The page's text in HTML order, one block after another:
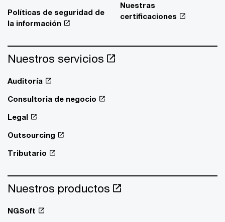
Políticas de seguridad de
la información
Nuestras
certificaciones
Nuestros servicios
Auditoría
Consultoria de negocio
Legal
Outsourcing
Tributario
Nuestros productos
NGSoft